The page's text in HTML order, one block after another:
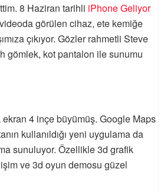
8 Haziran tarihli iPhone Geliyor
videoda görülen cihaz, ete kemiğe
çıkıyor. Gözler rahmetli Steve
gömlek, kot pantalon ile sunumu
ekran 4 inçe büyümüş. Google Maps
kullanıldığı yeni uygulama da
sunuluyor. Özellikle 3d grafik
ve 3d oyun demosu güzel